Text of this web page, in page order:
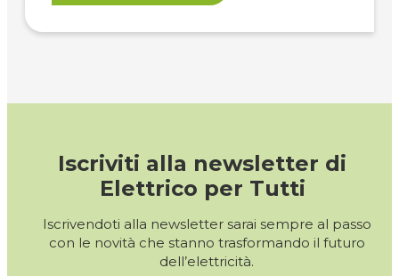
Iscriviti alla newsletter di
Elettrico per Tutti
Iscrivendoti alla newsletter sarai sempre al passo
con le novità che stanno trasformando il futuro
dell’elettricità.